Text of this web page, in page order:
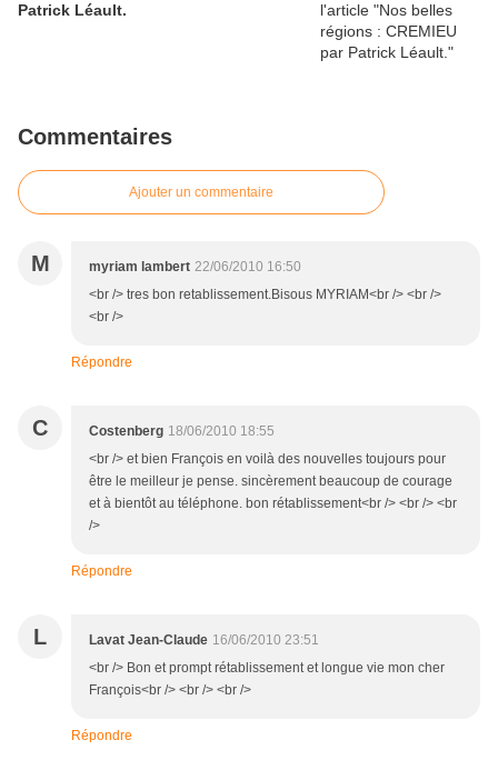
Patrick Léault.
Commentaires
Ajouter un commentaire
M myriam lambert 22/06/2010 16:50
<br /> tres bon retablissement.Bisous MYRIAM<br /> <br />
<br />
Répondre
C Costenberg 18/06/2010 18:55
<br /> et bien François en voilà des nouvelles toujours pour
être le meilleur je pense. sincèrement beaucoup de courage
et à bientôt au téléphone. bon rétablissement<br /> <br /> <br
/>
Répondre
L Lavat Jean-Claude 16/06/2010 23:51
<br /> Bon et prompt rétablissement et longue vie mon cher
François<br /> <br /> <br />
Répondre